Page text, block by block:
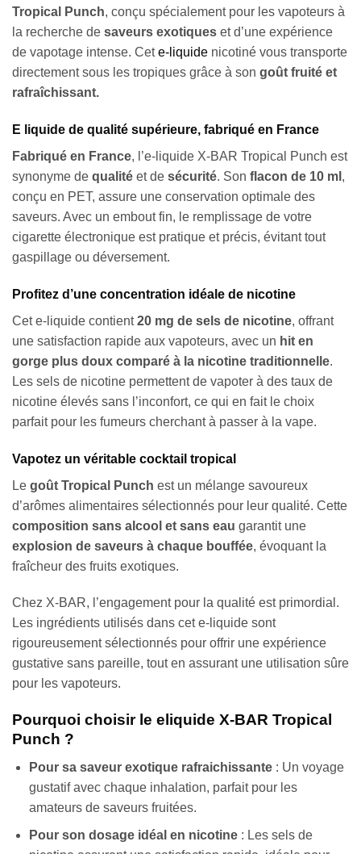
Tropical Punch, conçu spécialement pour les vapoteurs à
la recherche de saveurs exotiques et d’une expérience
de vapotage intense. Cete-liquide nicotiné vous transporte
directement sous les tropiques grâce à son goût fruité et
rafraîchissant.
E liquide de qualité supérieure, fabriqué en France
Fabriqué en France, l’e-liquide X-BAR Tropical Punch est
synonyme de qualité et de sécurité. Son flacon de 10 ml ,
conçu en PET, assure une conservation optimale des
saveurs. Avec un embout fin, le remplissage de votre
cigarette électronique est pratique et précis, évitant tout
gaspillage ou déversement.
Profitez d’une concentration idéale de nicotine
Cet e-liquide contient20 mg de sels de nicotine, offrant
une satisfaction rapide aux vapoteurs, avec un hit en
gorge plus doux comparé à la nicotine traditionnelle.
Les sels de nicotine permettent de vapoter à des taux de
nicotine élevés sans l’inconfort, ce qui en fait le choix
parfait pour les fumeurs cherchant à passer à la vape.
Vapotez un véritable cocktail tropical
Le goût Tropical Punch est un mélange savoureux
d’arômes alimentaires sélectionnés pour leur qualité. Cette
composition sans alcool et sans eau garantit une
explosion de saveurs à chaque bouffée, évoquant la
fraîcheur des fruits exotiques.
Chez X-BAR, l’engagement pour la qualité est primordial.
Les ingrédients utilisés dans cet e-liquide sont
rigoureusement sélectionnés pour offrir une expérience
gustative sans pareille, tout en assurant une utilisation sûre
pour les vapoteurs.
Pourquoi choisir le eliquide X-BAR Tropical
Punch ?
Pour sa saveur exotique rafraichissante : Un voyage
gustatif avec chaque inhalation, parfait pour les
amateurs de saveurs fruitées.
Pour son dosage idéal en nicotine: Les sels de